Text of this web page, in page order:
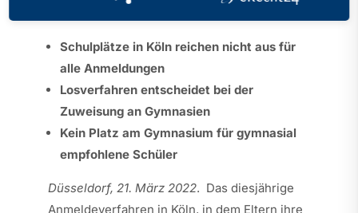
Schulplätze in Köln reichen nicht aus für
alle Anmeldungen
Losverfahren entscheidet bei der
Zuweisung an Gymnasien
Kein Platz am Gymnasium für gymnasial
empfohlene Schüler
Düsseldorf, 21. März 2022. Das diesjährige
Anmeldeverfahren in Köln, in dem Eltern ihre